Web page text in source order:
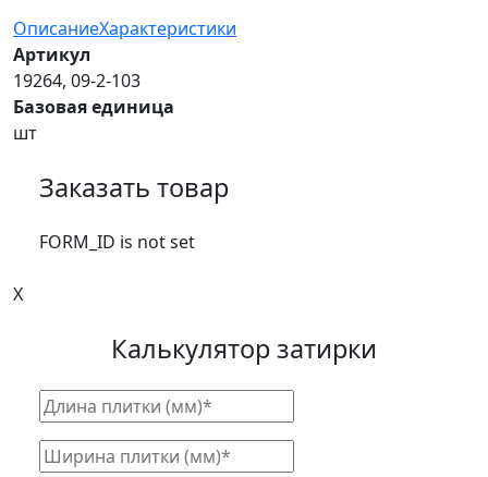
ОписаниеХарактеристики
Артикул
19264, 09-2-103
Базовая единица
шт
Заказать товар
FORM_ID is not set
X
Калькулятор затирки